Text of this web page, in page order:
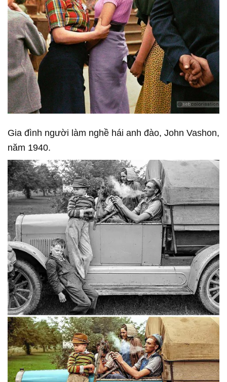
Gia đình người làm nghề hái anh đào, John Vashon,
năm 1940.